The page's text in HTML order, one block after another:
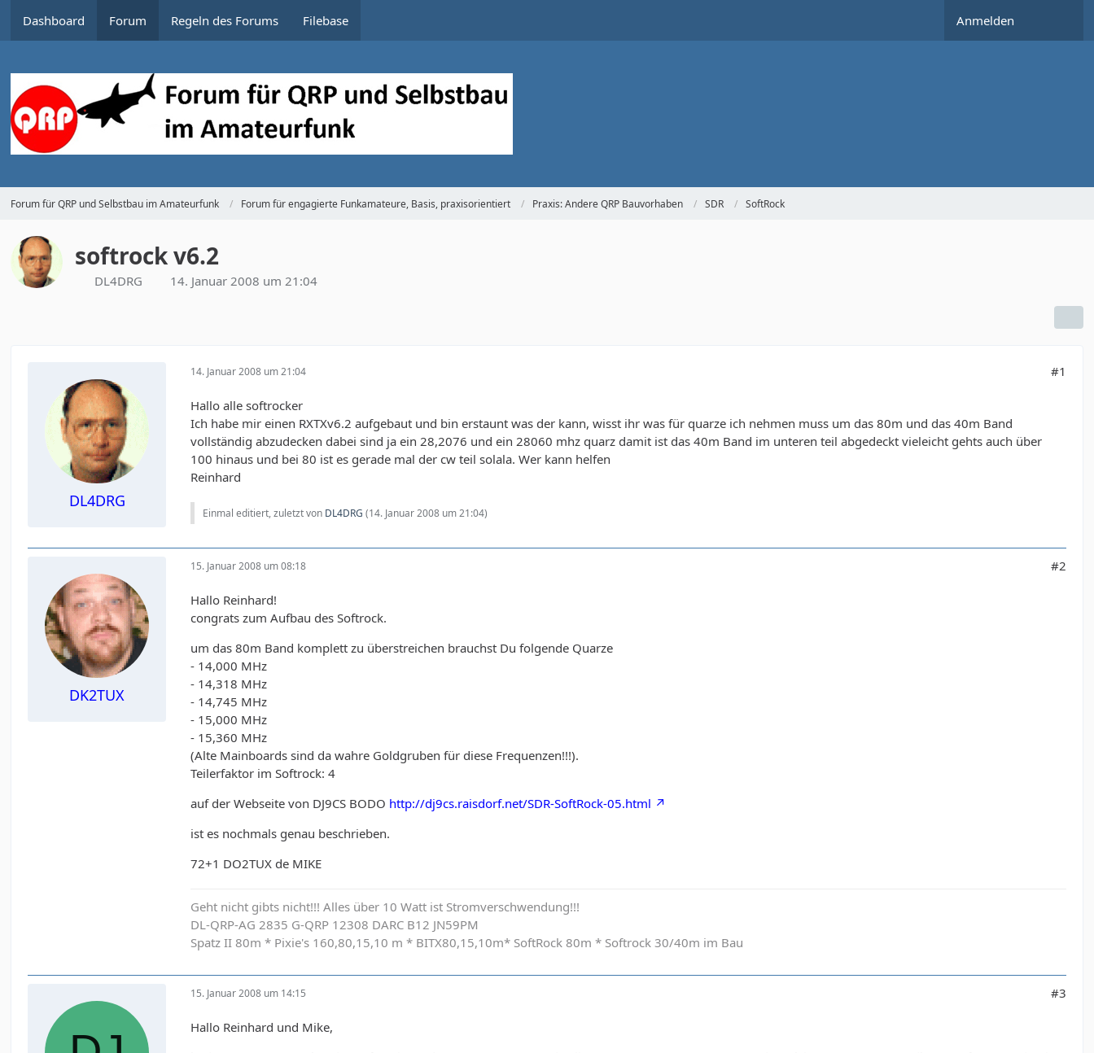
Dashboard Forum Regeln des Forums Filebase Anmelden
Forum für QRP und Selbstbau im Amateurfunk Forum für engagierte Funkamateure, Basis, praxisorientiert Praxis: Andere QRP Bauvorhaben SDR SoftRock
softrock v6.2
DL4DRG 14. Januar 2008 um 21:04
DL4DRG
14. Januar 2008 um 21:04 #1
Hallo alle softrocker
Ich habe mir einen RXTXv6.2 aufgebaut und bin erstaunt was der kann, wisst ihr was für quarze ich nehmen muss um das 80m und das 40m Band
vollständig abzudecken dabei sind ja ein 28,2076 und ein 28060 mhz quarz damit ist das 40m Band im unteren teil abgedeckt vieleicht gehts auch über
100 hinaus und bei 80 ist es gerade mal der cw teil solala. Wer kann helfen
Reinhard
Einmal editiert, zuletzt von DL4DRG (14. Januar 2008 um 21:04)
DK2TUX
15. Januar 2008 um 08:18 #2
Hallo Reinhard!
congrats zum Aufbau des Softrock.
um das 80m Band komplett zu überstreichen brauchst Du folgende Quarze
- 14,000 MHz
- 14,318 MHz
- 14,745 MHz
- 15,000 MHz
- 15,360 MHz
(Alte Mainboards sind da wahre Goldgruben für diese Frequenzen!!!).
Teilerfaktor im Softrock: 4
auf der Webseite von DJ9CS BODO http://dj9cs.raisdorf.net/SDR-SoftRock-05.html
ist es nochmals genau beschrieben.
72+1 DO2TUX de MIKE
Geht nicht gibts nicht!!! Alles über 10 Watt ist Stromverschwendung!!!
DL-QRP-AG 2835 G-QRP 12308 DARC B12 JN59PM
Spatz II 80m * Pixie's 160,80,15,10 m * BITX80,15,10m* SoftRock 80m * Softrock 30/40m im Bau
15. Januar 2008 um 14:15 #3
Hallo Reinhard und Mike,